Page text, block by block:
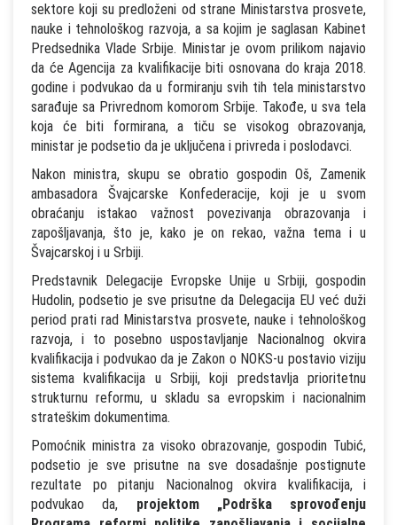
sektore koji su predloženi od strane Ministarstva prosvete,
nauke i tehnološkog razvoja, a sa kojim je saglasan Kabinet
Predsednika Vlade Srbije. Ministar je ovom prilikom najavio
da će Agencija za kvalifikacije biti osnovana do kraja 2018.
godine i podvukao da u formiranju svih tih tela ministarstvo
sarađuje sa Privrednom komorom Srbije. Takođe, u sva tela
koja će biti formirana, a tiču se visokog obrazovanja,
ministar je podsetio da je uključena i privreda i poslodavci.
Nakon ministra, skupu se obratio gospodin Oš, Zamenik
ambasadora Švajcarske Konfederacije, koji je u svom
obraćanju istakao važnost povezivanja obrazovanja i
zapošljavanja, što je, kako je on rekao, važna tema i u
Švajcarskoj i u Srbiji.
Predstavnik Delegacije Evropske Unije u Srbiji, gospodin
Hudolin, podsetio je sve prisutne da Delegacija EU već duži
period prati rad Ministarstva prosvete, nauke i tehnološkog
razvoja, i to posebno uspostavljanje Nacionalnog okvira
kvalifikacija i podvukao da je Zakon o NOKS-u postavio viziju
sistema kvalifikacija u Srbiji, koji predstavlja prioritetnu
strukturnu reformu, u skladu sa evropskim i nacionalnim
strateškim dokumentima.
Pomoćnik ministra za visoko obrazovanje, gospodin Tubić,
podsetio je sve prisutne na sve dosadašnje postignute
rezultate po pitanju Nacionalnog okvira kvalifikacija, i
podvukao da, projektom „Podrška sprovođenju